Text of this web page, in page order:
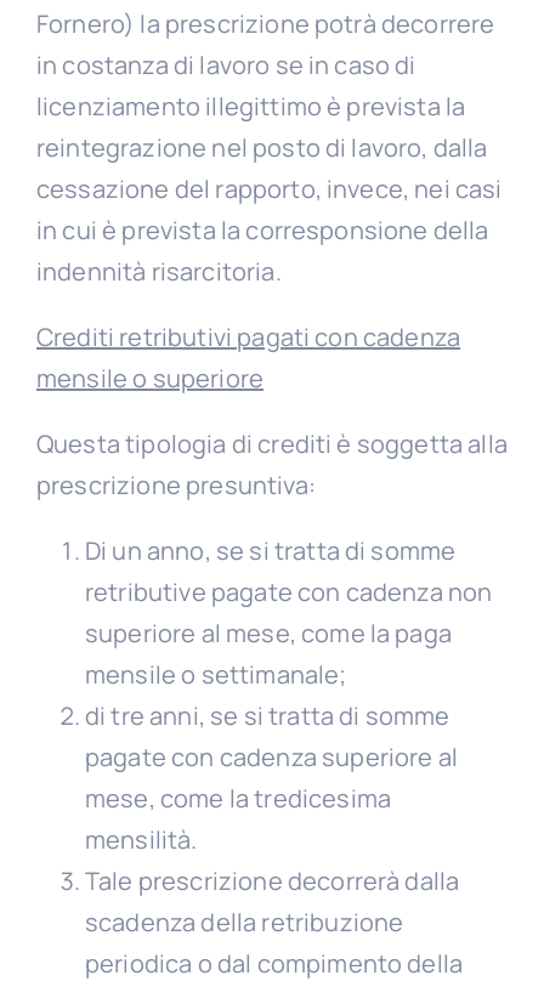
Fornero) la prescrizione potrà decorrere
in costanza di lavoro se in caso di
licenziamento illegittimo è prevista la
reintegrazione nel posto di lavoro, dalla
cessazione del rapporto, invece, nei casi
in cui è prevista la corresponsione della
indennità risarcitoria.
Crediti retributivi pagati con cadenza
mensile o superiore
Questa tipologia di crediti è soggetta alla
prescrizione presuntiva:
Di un anno, se si tratta di somme
retributive pagate con cadenza non
superiore al mese, come la paga
mensile o settimanale;
di tre anni, se si tratta di somme
pagate con cadenza superiore al
mese, come la tredicesima
mensilità.
Tale prescrizione decorrerà dalla
scadenza della retribuzione
periodica o dal compimento della